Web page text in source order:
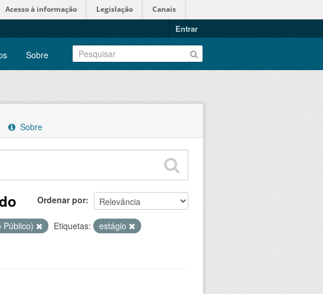
Acesso à informação Legislação Canais
Entrar
Sobre
Sobre
Ordenar por
Público) Etiquetas:
estágio